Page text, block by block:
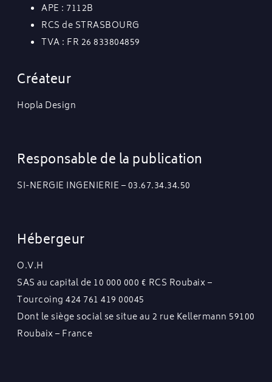
APE : 7112B
RCS de STRASBOURG
TVA : FR 26 833804859
Créateur
Hopla Design
Responsable de la publication
SI-NERGIE INGENIERIE – 03.67.34.34.50
Hébergeur
O.V.H
SAS au capital de 10 000 000 € RCS Roubaix –
Tourcoing 424 761 419 00045
Dont le siège social se situe au 2 rue Kellermann 59100
Roubaix – France